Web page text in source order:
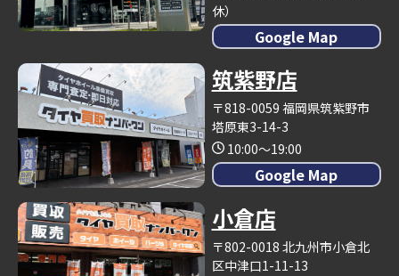
休）
Google Map
筑紫野店
〒818-0059 福岡県筑紫野市
塔原東3-14-3
10:00～19:00
Google Map
小倉店
〒802-0018 北九州市小倉北
区中津口1-11-13